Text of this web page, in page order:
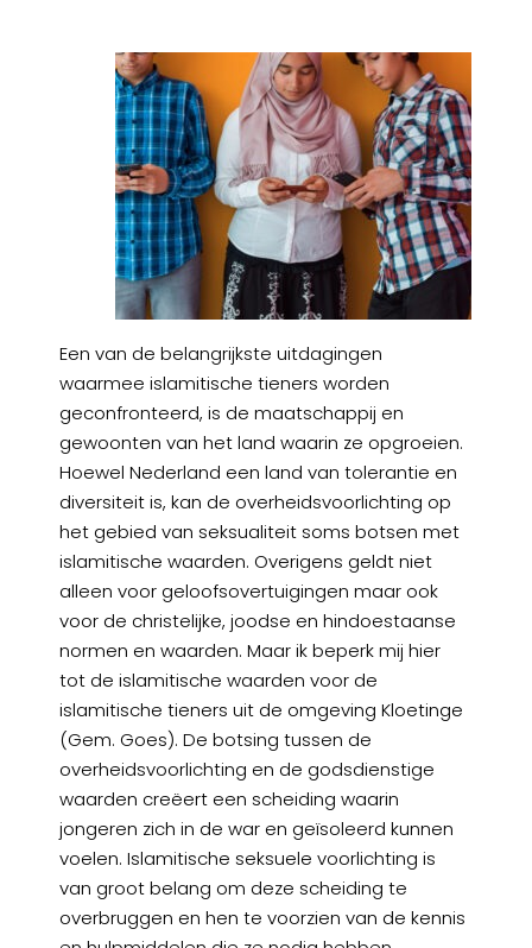
Een van de belangrijkste uitdagingen
waarmee islamitische tieners worden
geconfronteerd, is de maatschappij en
gewoonten van het land waarin ze opgroeien.
Hoewel Nederland een land van tolerantie en
diversiteit is, kan de overheidsvoorlichting op
het gebied van seksualiteit soms botsen met
islamitische waarden. Overigens geldt niet
alleen voor geloofsovertuigingen maar ook
voor de christelijke, joodse en hindoestaanse
normen en waarden. Maar ik beperk mij hier
tot de islamitische waarden voor de
islamitische tieners uit de omgeving Kloetinge
(Gem. Goes). De botsing tussen de
overheidsvoorlichting en de godsdienstige
waarden creëert een scheiding waarin
jongeren zich in de war en geïsoleerd kunnen
voelen. Islamitische seksuele voorlichting is
van groot belang om deze scheiding te
overbruggen en hen te voorzien van de kennis